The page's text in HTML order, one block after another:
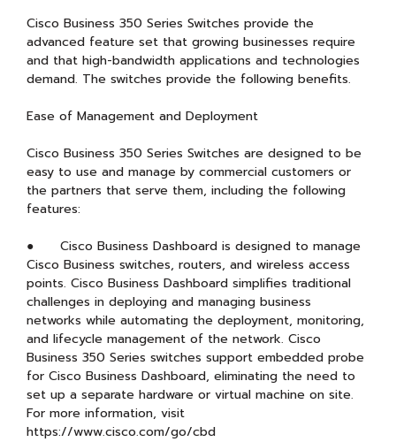
Cisco Business 350 Series Switches provide the
advanced feature set that growing businesses require
and that high-bandwidth applications and technologies
demand. The switches provide the following benefits.
Ease of Management and Deployment
Cisco Business 350 Series Switches are designed to be
easy to use and manage by commercial customers or
the partners that serve them, including the following
features:
● Cisco Business Dashboard is designed to manage
Cisco Business switches, routers, and wireless access
points. Cisco Business Dashboard simplifies traditional
challenges in deploying and managing business
networks while automating the deployment, monitoring,
and lifecycle management of the network. Cisco
Business 350 Series switches support embedded probe
for Cisco Business Dashboard, eliminating the need to
set up a separate hardware or virtual machine on site.
For more information, visit
https://www.cisco.com/go/cbd